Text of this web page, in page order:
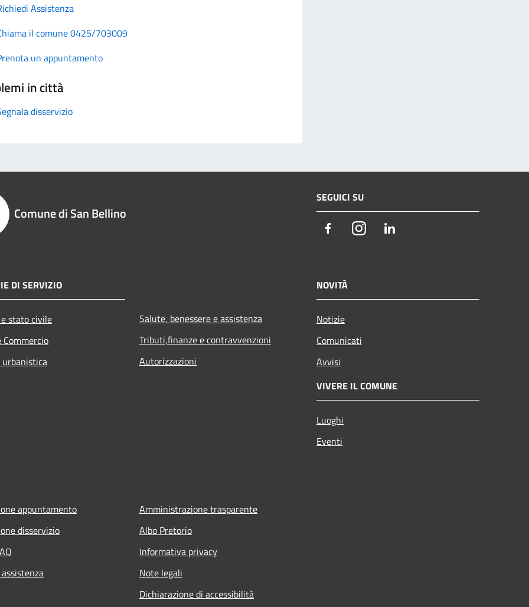
Assistenza
il comune 0425/703009
un appuntamento
in città
disservizio
Comune di San Bellino
SEGUICI SU
FacebookInstagram
DI SERVIZIO
stato civile
Commercio
urbanistica
Salute, benessere e assistenza
Tributi,finanze e contravvenzioni
Autorizzazioni
NOVITÀ
Notizie
Comunicati
Avvisi
VIVERE IL COMUNE
Luoghi
Eventi
appuntamento
disservizio
Amministrazione trasparente
Albo Pretorio
Informativa privacy
Note legali
Dichiarazione di accessibilità